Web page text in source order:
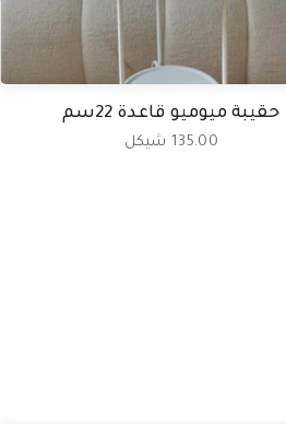
حقيبة ميوميو قاعدة 22سم
135.00 شيكل